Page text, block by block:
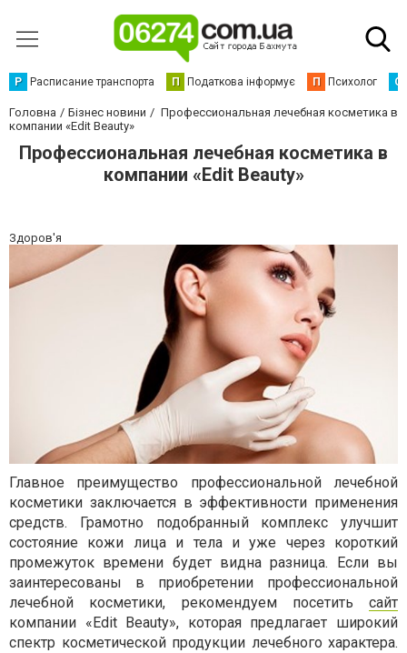
Р Расписание транспорта П Податкова інформує П Психолог С
Головна Бізнес новини
Профессиональная лечебная косметика в
компании «Edit Beauty»
Профессиональная лечебная косметика в
компании «Edit Beauty»
Здоров'я
Главное преимущество профессиональной лечебной
косметики заключается в эффективности применения
средств. Грамотно подобранный комплекс улучшит
состояние кожи лица и тела и уже через короткий
промежуток времени будет видна разница. Если вы
заинтересованы в приобретении профессиональной
лечебной косметики, рекомендуем посетить сайт
компании «Edit Beauty», которая предлагает широкий
спектр косметической продукции лечебного характера.